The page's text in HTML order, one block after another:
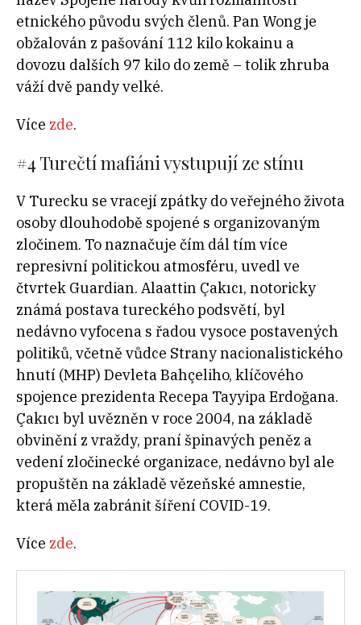
etnického původu svých členů. Pan Wong je
obžalován z pašování 112 kilo kokainu a
dovozu dalších 97 kilo do země – tolik zhruba
váží dvě pandy velké.
Více zde.
#4 Turečtí mafiáni vystupují ze stínu
V Turecku se vracejí zpátky do veřejného života
osoby dlouhodobě spojené s organizovaným
zločinem. To naznačuje čím dál tím více
represivní politickou atmosféru, uvedl ve
čtvrtek Guardian. Alaattin Çakıcı, notoricky
známá postava tureckého podsvětí, byl
nedávno vyfocena s řadou vysoce postavených
politiků, včetně vůdce Strany nacionalistického
hnutí (MHP) Devleta Bahçeliho, klíčového
spojence prezidenta Recepa Tayyipa Erdoğana.
Çakıcı byl uvězněn v roce 2004, na základě
obvinění z vraždy, praní špinavých peněz a
vedení zločinecké organizace, nedávno byl ale
propuštěn na základě vězeňské amnestie,
která měla zabránit šíření COVID-19.
Více zde.